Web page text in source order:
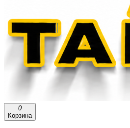
0
Корзина